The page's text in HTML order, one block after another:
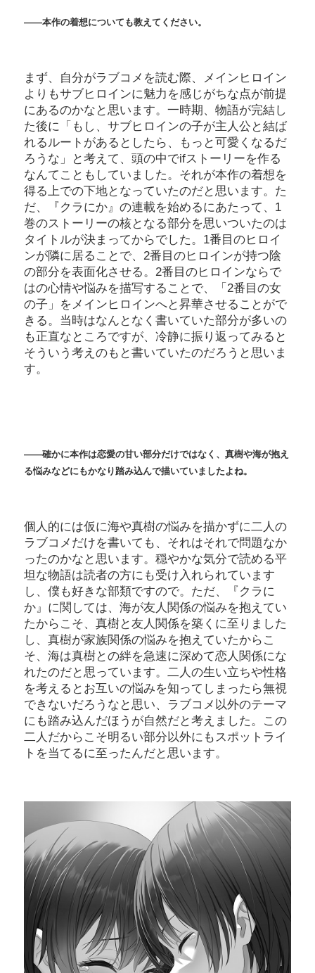
――本作の着想についても教えてください。
まず、自分がラブコメを読む際、メインヒロイン
よりもサブヒロインに魅力を感じがちな点が前提
にあるのかなと思います。一時期、物語が完結し
た後に「もし、サブヒロインの子が主人公と結ば
れるルートがあるとしたら、もっと可愛くなるだ
ろうな」と考えて、頭の中でifストーリーを作る
なんてこともしていました。それが本作の着想を
得る上での下地となっていたのだと思います。た
だ、『クラにか』の連載を始めるにあたって、1
巻のストーリーの核となる部分を思いついたのは
タイトルが決まってからでした。1番目のヒロイ
ンが隣に居ることで、2番目のヒロインが持つ陰
の部分を表面化させる。2番目のヒロインならで
はの心情や悩みを描写することで、「2番目の女
の子」をメインヒロインへと昇華させることがで
きる。当時はなんとなく書いていた部分が多いの
も正直なところですが、冷静に振り返ってみると
そういう考えのもと書いていたのだろうと思いま
す。
――確かに本作は恋愛の甘い部分だけではなく、真樹や海が抱え
る悩みなどにもかなり踏み込んで描いていましたよね。
個人的には仮に海や真樹の悩みを描かずに二人の
ラブコメだけを書いても、それはそれで問題なか
ったのかなと思います。穏やかな気分で読める平
坦な物語は読者の方にも受け入れられています
し、僕も好きな部類ですので。ただ、『クラに
か』に関しては、海が友人関係の悩みを抱えてい
たからこそ、真樹と友人関係を築くに至りました
し、真樹が家族関係の悩みを抱えていたからこ
そ、海は真樹との絆を急速に深めて恋人関係にな
れたのだと思っています。二人の生い立ちや性格
を考えるとお互いの悩みを知ってしまったら無視
できないだろうなと思い、ラブコメ以外のテーマ
にも踏み込んだほうが自然だと考えました。この
二人だからこそ明るい部分以外にもスポットライ
トを当てるに至ったんだと思います。